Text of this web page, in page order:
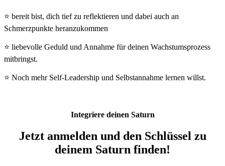
⭐ bereit bist, dich tief zu reflektieren und dabei auch an
Schmerzpunkte heranzukommen
⭐ liebevolle Geduld und Annahme für deinen Wachstumsprozess
mitbringst.
⭐ Noch mehr Self-Leadership und Selbstannahme lernen willst.
Integriere deinen Saturn
Jetzt anmelden und den Schlüssel zu
deinem Saturn finden!